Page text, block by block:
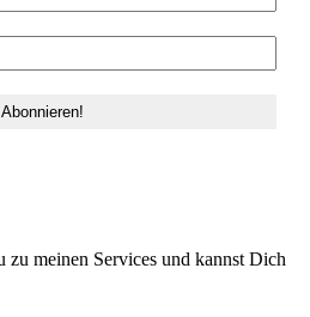
meinen Services und kannst Dich